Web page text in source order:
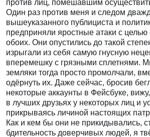
против лиц, помешавшим
Один раз против меня и следом
вышеуказанного публициста и
предприняли яростные атаки с целью
обоих. Они опустились до такой
изрыгали из себя самую гнусную
вперемешку с грязными сплетнями.
земляки тогда просто промолчали,
одёрнуть их. Даже сейчас, бросив
некоторые аккаунты в Фейсбуке,
в лучших друзьях у некоторых лиц и
прикрываясь личиной настоящих
Как и кем бы они не прикидывались,
бдительность доверчивых людей, я